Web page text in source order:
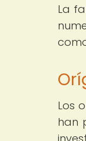
La
Los
han